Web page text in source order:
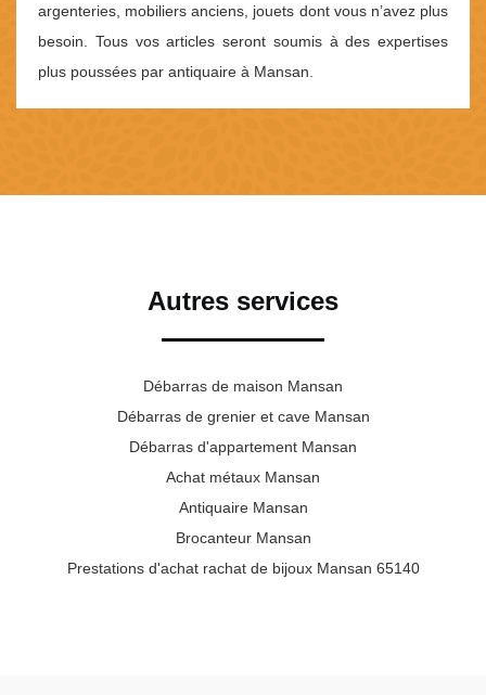
argenteries, mobiliers anciens, jouets dont vous n’avez plus
besoin. Tous vos articles seront soumis à des expertises
plus poussées par antiquaire à Mansan.
Autres services
Débarras de maison Mansan
Débarras de grenier et cave Mansan
Débarras d'appartement Mansan
Achat métaux Mansan
Antiquaire Mansan
Brocanteur Mansan
Prestations d'achat rachat de bijoux Mansan 65140